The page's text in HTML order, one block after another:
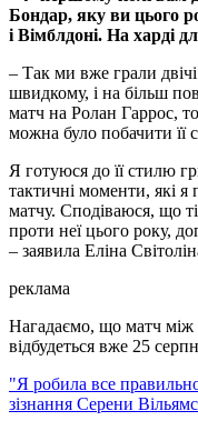
Бондар, яку ви цього
і Вімблдоні. На харді
– Так ми вже грали
швидкому, і на більш
матч на Ролан Гаррос,
можна було побачити її
Я готуюся до її стилю
тактичні моменти, які я
матчу. Сподіваюся, що
проти неї цього року,
– заявила Еліна
реклама
Нагадаємо, що матч
відбудеться вже 25
"Я робила все
зізнання Серени Вільямс